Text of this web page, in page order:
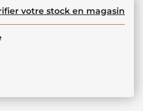
votre stock en magasin